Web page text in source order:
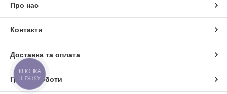
Про нас
Контакти
Доставка та оплата
Графік роботи
КНОПКА
ЗВ'ЯЗКУ